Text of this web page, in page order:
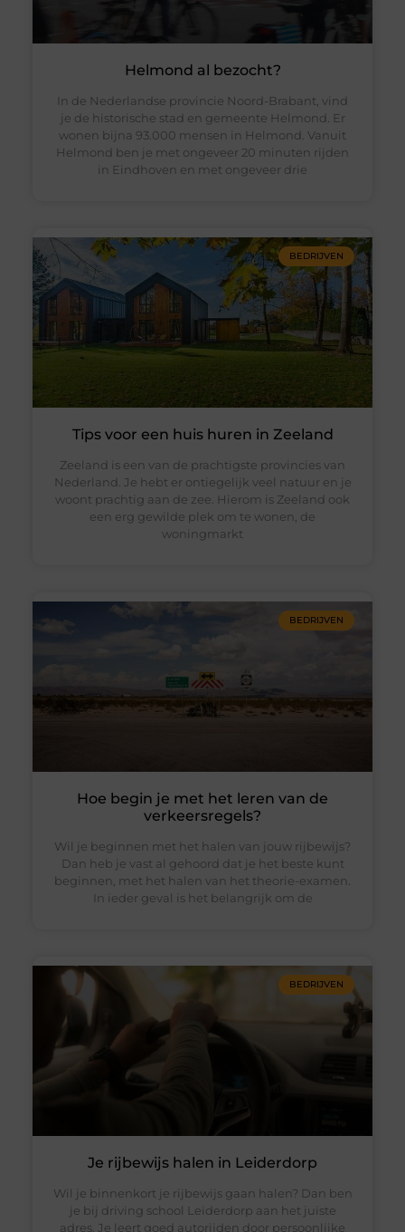
Helmond al bezocht?
In de Nederlandse provincie Noord-Brabant, vind
je de historische stad en gemeente Helmond. Er
wonen bijna 93.000 mensen in Helmond. Vanuit
Helmond ben je met ongeveer 20 minuten rijden
in Eindhoven en met ongeveer drie
BEDRIJVEN
Tips voor een huis huren in Zeeland
Zeeland is een van de prachtigste provincies van
Nederland. Je hebt er ontiegelijk veel natuur en je
woont prachtig aan de zee. Hierom is Zeeland ook
een erg gewilde plek om te wonen, de
woningmarkt
BEDRIJVEN
Hoe begin je met het leren van de
verkeersregels?
Wil je beginnen met het halen van jouw rijbewijs?
Dan heb je vast al gehoord dat je het beste kunt
beginnen, met het halen van het theorie-examen.
In ieder geval is het belangrijk om de
BEDRIJVEN
Je rijbewijs halen in Leiderdorp
Wil je binnenkort je rijbewijs gaan halen? Dan ben
je bij driving school Leiderdorp aan het juiste
adres. Je leert goed autorijden door persoonlijke